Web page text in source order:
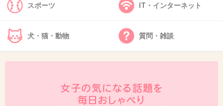
不用品集めて作った映画
出典：www.cinemacafe.net
+243
スポーツ IT・インターネット
犬・猫・動物 質問・雑談